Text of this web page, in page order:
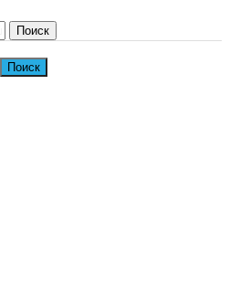
Поиск
Поиск